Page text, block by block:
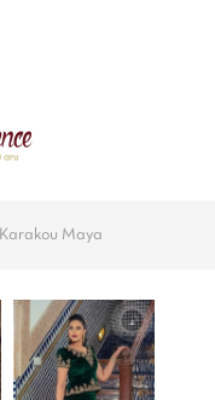
Karakou Maya